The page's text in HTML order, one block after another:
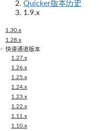
Quicker版本历史
1.9.x
1.30.x
1.28.x
快速通道版本
1.27.x
1.26.x
1.25.x
1.24.x
1.23.x
1.22.x
1.11.x
1.10.x